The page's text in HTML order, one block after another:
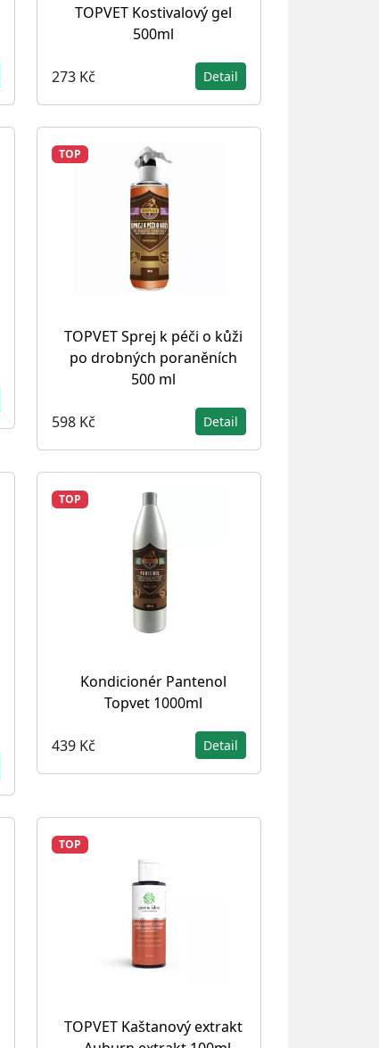
TOPVET Kostivalový gel
500ml
273 Kč Detail
TOP
TOPVET Sprej k péči o kůži
po drobných poraněních
500 ml
598 Kč Detail
TOP
Kondicionér Pantenol
Topvet 1000ml
439 Kč Detail
TOP
TOPVET Kaštanový extrakt